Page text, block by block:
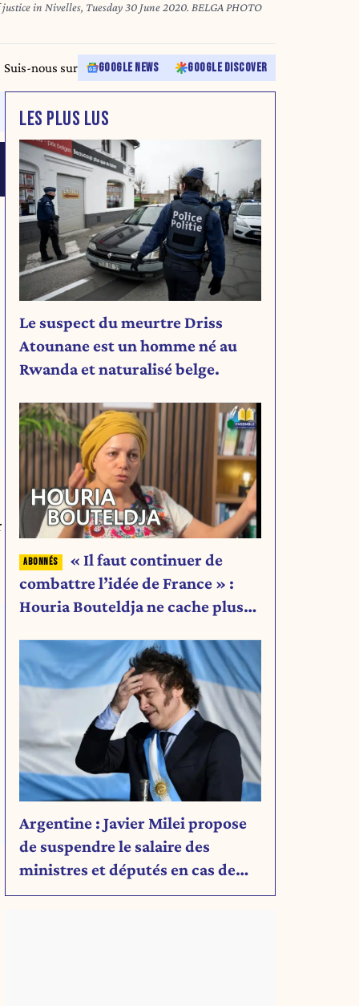
in Nivelles, Tuesday 30 June 2020. BELGA PHOTO
Suis-nous sur GOOGLE NEWS GOOGLE DISCOVER
LES PLUS LUS
Le suspect du meurtre Driss
Atounane est un homme né au
Rwanda et naturalisé belge.
« Il faut continuer de
combattre l’idée de France » :
Houria Bouteldja ne cache plus
Argentine : Javier Milei propose
de suspendre le salaire des
ministres et députés en cas de
déficit budgétaire